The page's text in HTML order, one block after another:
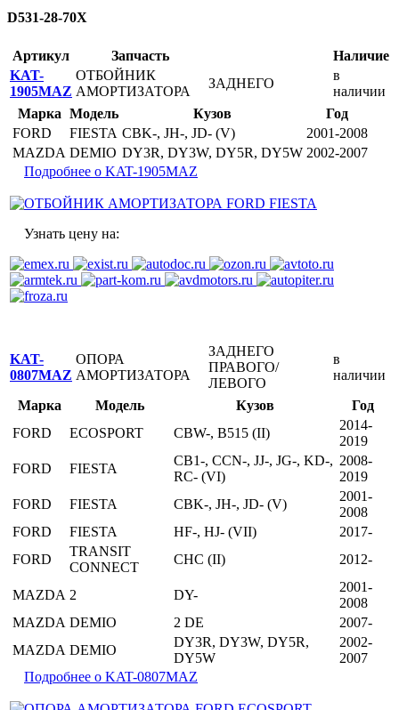
D531-28-70X
Артикул Запчасть
Наличие
KAT-
1905MAZ
ОТБОЙНИК
АМОРТИЗАТОРА
ЗАДНЕГО
в
наличии
Марка Модель Кузов
Год
FORD
FIESTA CBK-, JH-, JD- (V)
2001-2008
MAZDA DEMIO DY3R, DY3W, DY5R, DY5W 2002-2007
Подробнее о KAT-1905MAZ
Узнать цену на:
KAT-
0807MAZ
ОПОРА
АМОРТИЗАТОРА
ЗАДНЕГО
ПРАВОГО/
ЛЕВОГО
в
наличии
Марка
Модель Кузов
Год
FORD
ECOSPORT CBW-, B515 (II)
2014-
2019
FORD
FIESTA
CB1-, CCN-, JJ-, JG-, KD-,
RC- (VI)
2008-
2019
FORD
FIESTA CBK-, JH-, JD- (V)
2001-
2008
FORD
FIESTA HF-, HJ- (VII)
2017-
FORD
TRANSIT
CONNECT
CHC (II) 2012-
MAZDA 2 DY-
2001-
2008
MAZDA DEMIO 2 DE
2007-
MAZDA DEMIO
DY3R, DY3W, DY5R,
DY5W
2002-
2007
Подробнее о KAT-0807MAZ